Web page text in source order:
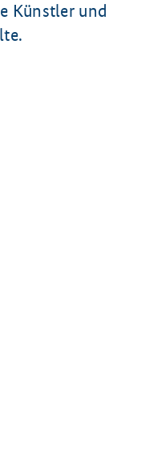
Künstler und